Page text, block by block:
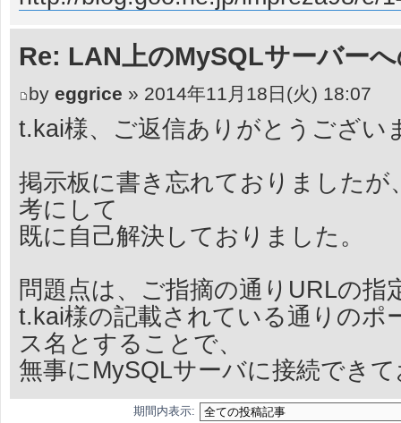
Re: LAN上のMySQLサーバー
by eggrice » 2014年11月18日(火) 18:07
t.kai様、ご返信ありがとうござい
掲示板に書き忘れておりましたが
考にして
既に自己解決しておりました。
問題点は、ご指摘の通りURLの指
t.kai様の記載されている通りのポ
ス名とすることで、
無事にMySQLサーバに接続でき
期間内表示: